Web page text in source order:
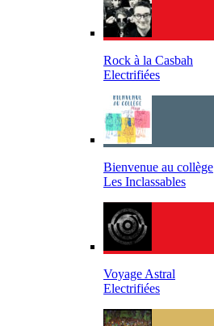
Rock à la Casbah
Electrifiées
Bienvenue au collège
Les Inclassables
Voyage Astral
Electrifiées